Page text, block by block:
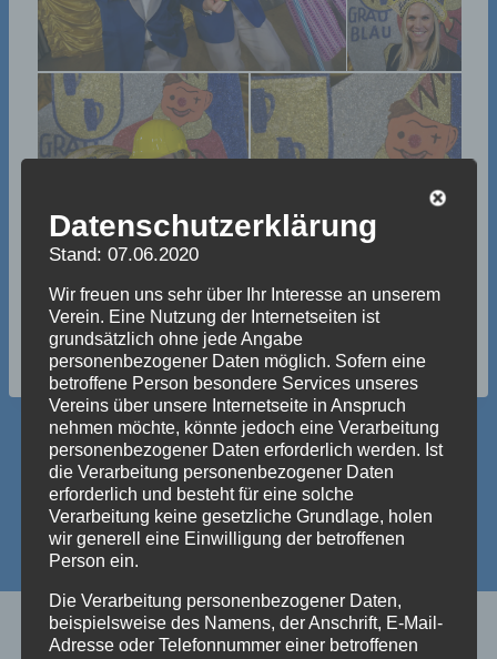
Schlagworte:
#Bilder
Beitragsnavigation
ZURÜCK
Welche Person
WEITER
Kartenvorverkauf
Datenschutzerklärung
Stand: 07.06.2020
Wir freuen uns sehr über Ihr Interesse an unserem
Verein. Eine Nutzung der Internetseiten ist
grundsätzlich ohne jede Angabe
personenbezogener Daten möglich. Sofern eine
betroffene Person besondere Services unseres
Vereins über unsere Internetseite in Anspruch
nehmen möchte, könnte jedoch eine Verarbeitung
personenbezogener Daten erforderlich werden. Ist
die Verarbeitung personenbezogener Daten
erforderlich und besteht für eine solche
Verarbeitung keine gesetzliche Grundlage, holen
wir generell eine Einwilligung der betroffenen
Person ein.
Die Verarbeitung personenbezogener Daten,
beispielsweise des Namens, der Anschrift, E-Mail-
Adresse oder Telefonnummer einer betroffenen